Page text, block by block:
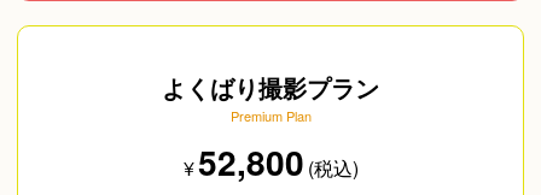
よくばり撮影プラン
Premium Plan
¥52,800 (税込)